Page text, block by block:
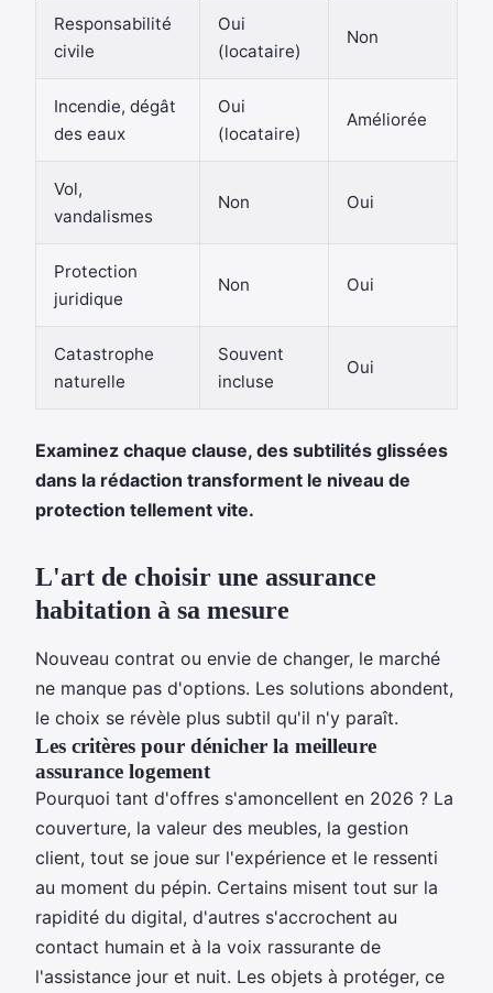
Responsabilité
civile
Oui
(locataire)
Non
Incendie, dégât
des eaux
Oui
(locataire)
Améliorée
Vol,
vandalismes
Non Oui
Protection
juridique
Non Oui
Catastrophe
naturelle
Souvent
incluse
Oui
Examinez chaque clause, des subtilités glissées
dans la rédaction transforment le niveau de
protection tellement vite.
L'art de choisir une assurance
habitation à sa mesure
Nouveau contrat ou envie de changer, le marché
ne manque pas d'options. Les solutions abondent,
le choix se révèle plus subtil qu'il n'y paraît.
Les critères pour dénicher la meilleure
assurance logement
Pourquoi tant d'offres s'amoncellent en 2026 ? La
couverture, la valeur des meubles, la gestion
client, tout se joue sur l'expérience et le ressenti
au moment du pépin. Certains misent tout sur la
rapidité du digital, d'autres s'accrochent au
contact humain et à la voix rassurante de
l'assistance jour et nuit. Les objets à protéger, ce